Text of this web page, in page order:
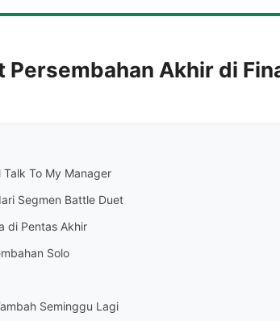
Persembahan Akhir di
To My Manager
Segmen Battle Duet
di Pentas Akhir
Solo
Seminggu Lagi